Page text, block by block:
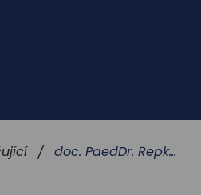
/ doc. PaedDr. Řepka Emil, CSc.